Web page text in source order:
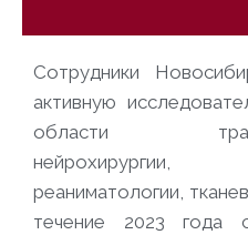
Сотрудники
активную
области
нейрохирургии,
реаниматологии,
течение 2023 года